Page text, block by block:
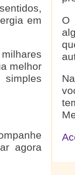
em
melhor
agora
O